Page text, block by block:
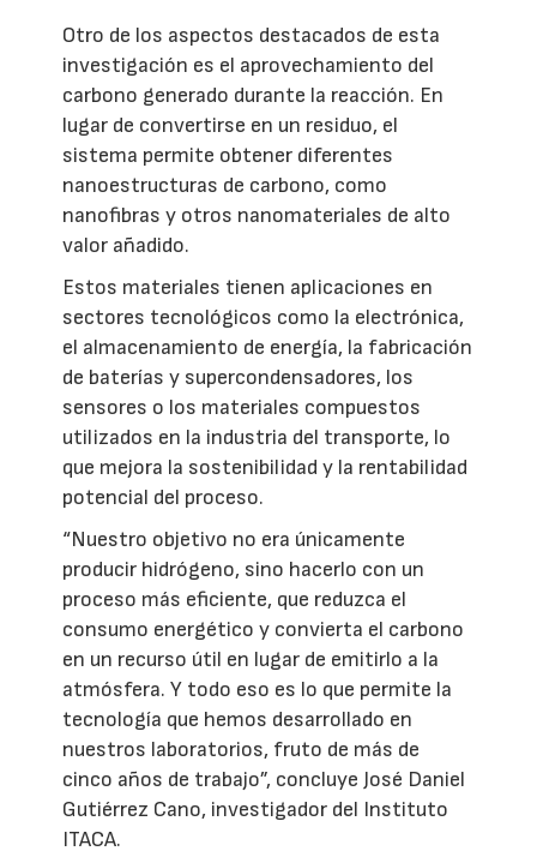
Otro de los aspectos destacados de esta
investigación es el aprovechamiento del
carbono generado durante la reacción. En
lugar de convertirse en un residuo, el
sistema permite obtener diferentes
nanoestructuras de carbono, como
nanofibras y otros nanomateriales de alto
valor añadido.
Estos materiales tienen aplicaciones en
sectores tecnológicos como la electrónica,
el almacenamiento de energía, la fabricación
de baterías y supercondensadores, los
sensores o los materiales compuestos
utilizados en la industria del transporte, lo
que mejora la sostenibilidad y la rentabilidad
potencial del proceso.
“Nuestro objetivo no era únicamente
producir hidrógeno, sino hacerlo con un
proceso más eficiente, que reduzca el
consumo energético y convierta el carbono
en un recurso útil en lugar de emitirlo a la
atmósfera. Y todo eso es lo que permite la
tecnología que hemos desarrollado en
nuestros laboratorios, fruto de más de
cinco años de trabajo”, concluye José Daniel
Gutiérrez Cano, investigador del Instituto
ITACA.